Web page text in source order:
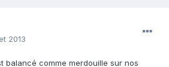
2013
balancé comme merdouille sur nos